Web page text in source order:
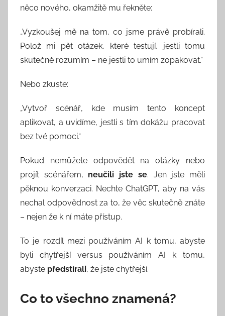
něco nového, okamžitě mu řekněte:
„Vyzkoušej mě na tom, co jsme právě probírali.
Polož mi pět otázek, které testují, jestli tomu
skutečně rozumím – ne jestli to umím zopakovat.“
Nebo zkuste:
„Vytvoř scénář, kde musím tento koncept
aplikovat, a uvidíme, jestli s tím dokážu pracovat
bez tvé pomoci.“
Pokud nemůžete odpovědět na otázky nebo
projít scénářem, neučili jste se. Jen jste měli
pěknou konverzaci. Nechte ChatGPT, aby na vás
nechal odpovědnost za to, že věc skutečně znáte
– nejen že k ní máte přístup.
To je rozdíl mezi používáním AI k tomu, abyste
byli chytřejší versus používáním AI k tomu,
abyste předstírali, že jste chytřejší.
Co to všechno znamená?